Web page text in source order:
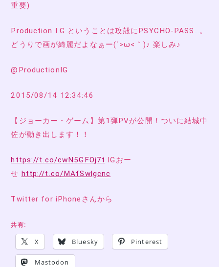
重要)
Production I.G ということは攻殻にPSYCHO-PASS…。
どうりで画が綺麗だよなぁー(´>ω<｀)♪ 楽しみ♪
@ProductionIG
2015/08/14 12:34:46
【ジョーカー・ゲーム】第1弾PVが公開！ついに結城中
佐が動き出します！！
https://t.co/cwN5GFOj7t IGおー
せ http://t.co/MAfSwlgcnc
Twitter for iPhoneさんから
共有:
X Bluesky Pinterest
Mastodon